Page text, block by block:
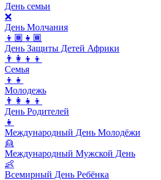
День семьи
❌
День Молчания
👦🏾👧🏾
День Защиты Детей Африки
👨‍👩‍👦‍👦
Семья
👦👧
Молодежь
👨‍👩‍👧‍👦
День Родителей
👧
Международный День Молодёжи
👱
Международный Мужской День
👶
Всемирный День Ребёнка